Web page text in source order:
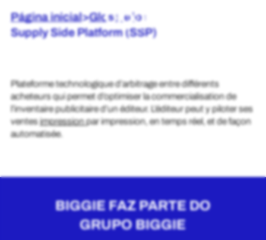
Página inicial>Glossário>
Supply Side Platform (SSP)
Plateforme technologique d’arbitrage entre différents
acheteurs qui permet d’optimiser la commercialisation de
l’inventaire publicitaire d’un éditeur. L’éditeur peut y piloter ses
ventesimpressionpar impression, en temps réel, et de façon
automatisée.
BIGGIE FAZ PARTE DO
GRUPO BIGGIE